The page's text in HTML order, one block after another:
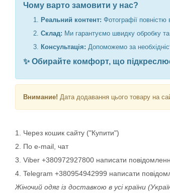
Чому варто замовити у нас?
Реальний контент: Фотографії
Склад: Ми гарантуємо швидку обробку
Консультація: Допоможемо за
✨ Обирайте комфорт, що
Внимание! Дата додавання цього товару на
1. Через кошик сайту ("Купити")
2. По e-mail, чат
3. Viber +380972927800 написати
4. Telegram +380954942999 написати
Жіночий одяг із доставкою в усі країни